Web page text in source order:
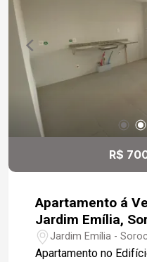
construída 4
distribuídos Cozinha
Quintal com
momentos de lazer
para estacionamento Localização privilegiada Em
uma região com
visibilidade,
morar e ótima
comerciais. Um
conveniência,
R$
Apartamento á
Jardim Emília,
Jardim Emília -
Apartamento no Edifício